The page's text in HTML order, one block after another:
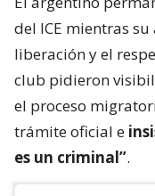
del ICE mientras
liberación y el
club pidieron
el proceso
trámite oficial e
es un criminal”.